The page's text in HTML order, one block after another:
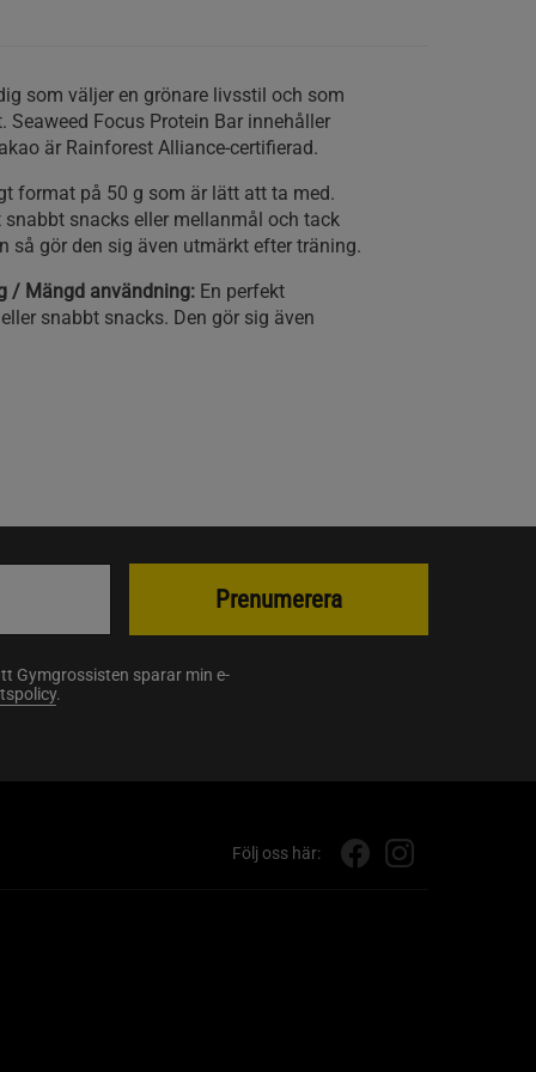
som väljer en grönare livsstil och som
Focus Protein Bar innehåller
är Rainforest Alliance-certifierad.
format på 50 g som är lätt att ta med.
snacks eller mellanmål och tack
så gör den sig även utmärkt efter träning.
/ Mängd användning: En perfekt
snabbt snacks. Den gör sig även
Gymgrossisten sparar min e-
.
Prenumerera
Följ oss här: